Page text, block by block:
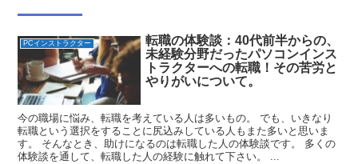
PCインストラクター
転職の体験談：40代前半からの、
未経験分野だったパソコンインス
トラクターへの転職！その苦労と
やりがいについて。
今の職場に悩み、転職を考えている人は多いもの。 でも、いきなり
転職という選択をすることに尻込みしている人もまた多いと思いま
す。 そんなとき、助けになるのは転職した人の体験談です。 多くの
体験談を通して、転職した人の経験に触れて下さい。 ...